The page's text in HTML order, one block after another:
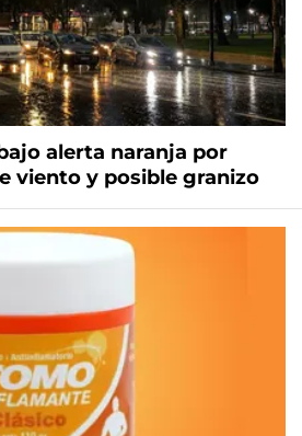
alerta naranja por
viento y posible granizo